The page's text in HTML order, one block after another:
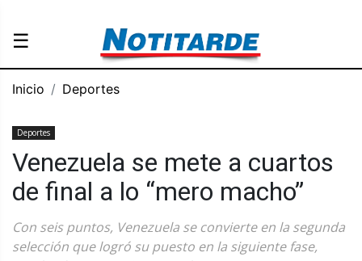
☰
Inicio Deportes
Deportes
Venezuela se mete a cuartos
de final a lo “mero macho”
Con seis puntos, Venezuela se convierte en la segunda
selección que logró su puesto en la siguiente fase,